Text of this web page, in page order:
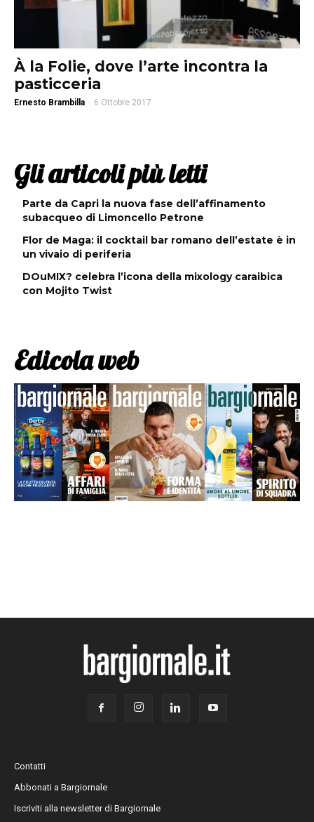
À la Folie, dove l’arte incontra la
pasticceria
Ernesto Brambilla - 6 Ottobre 2017
Gli articoli più letti
Parte da Capri la nuova fase dell’affinamento
subacqueo di Limoncello Petrone
Flor de Maga: il cocktail bar romano dell’estate è in
un vivaio di periferia
DOuMIX? celebra l’icona della mixology caraibica
con Mojito Twist
Edicola web
Contatti
Abbonati a Bargiornale
Iscriviti alla newsletter di Bargiornale